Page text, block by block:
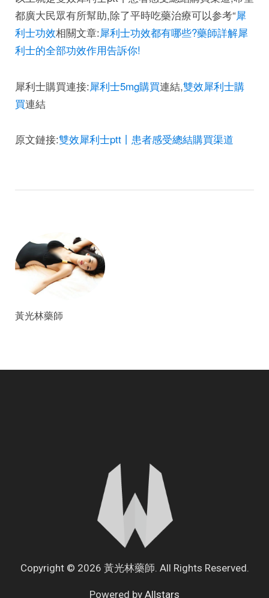
都廣大民眾有所幫助,除了平時吃藥治療可以参考“犀
利士功效相關文章:犀利士功效都有哪些?藥師詳解犀
利士的全部功效作用告訴你!
犀利士購買連接:犀利士5mg購買連結,雙效犀利士購
買連結
原文鏈接:雙效犀利士ptt丨患者感受總結購買渠道
黃光林藥師
Copyright © 2026 黃光林藥師. All Rights Reserved.
Powered by Allstars